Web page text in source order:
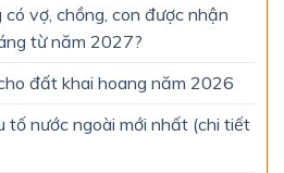
vợ, chồng, con được nhận
từ năm 2027?
đất khai hoang năm 2026
tố nước ngoài mới nhất (chi tiết